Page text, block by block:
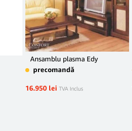
Ansamblu plasma Edy
precomandă
16.950 lei TVA Inclus